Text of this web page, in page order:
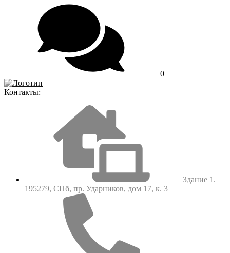
0
Контакты:
Здание 1.
195279, СПб, пр. Ударников, дом 17, к. 3